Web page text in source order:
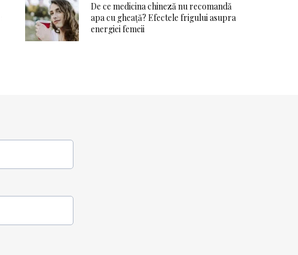
De ce medicina chineză nu recomandă
apa cu gheață? Efectele frigului asupra
energiei femeii